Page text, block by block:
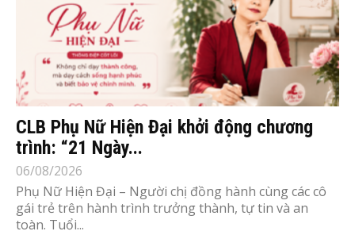
CLB Phụ Nữ Hiện Đại khởi động chương
trình: “21 Ngày...
06/08/2026
Phụ Nữ Hiện Đại – Người chị đồng hành cùng các cô
gái trẻ trên hành trình trưởng thành, tự tin và an
toàn. Tuổi...